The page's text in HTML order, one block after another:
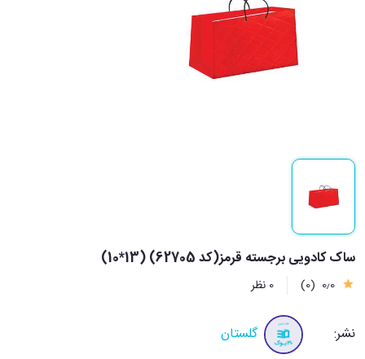
ساک کادویی برجسته قرمز(کد 62705) (13*10)
0٫0 (0) 0 نظر
نشر: گلستان